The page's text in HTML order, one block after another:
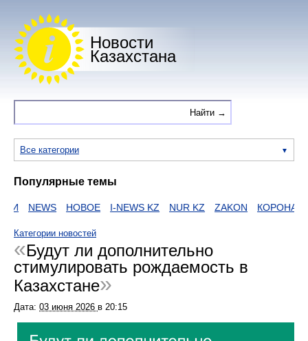
Новости
Казахстана
Все категории
Популярные темы
NEWS НОВОЕ I-NEWS KZ NUR KZ ZAKON
Категории новостей
Будут ли дополнительно
стимулировать рождаемость в
Казахстане
Дата: 03 июня 2026 в 20:15